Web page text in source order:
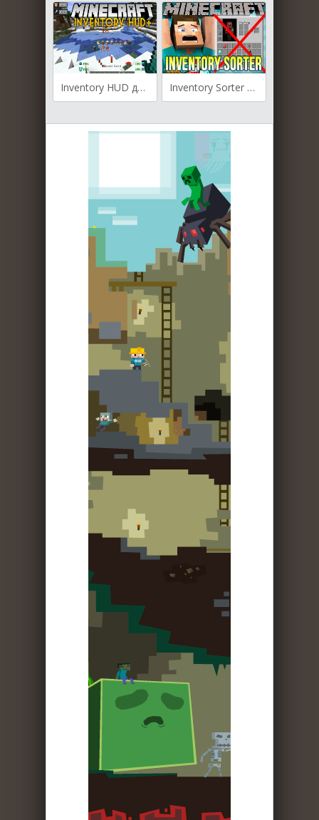
Inventory HUD для Майнкрафт [1.16.1, 1.15.2, 1.14.4, 1.12.2] Inventory Sorter для Майнкрафт [1.12.2, 1.14.2, 1.14.4, 1.15.2]